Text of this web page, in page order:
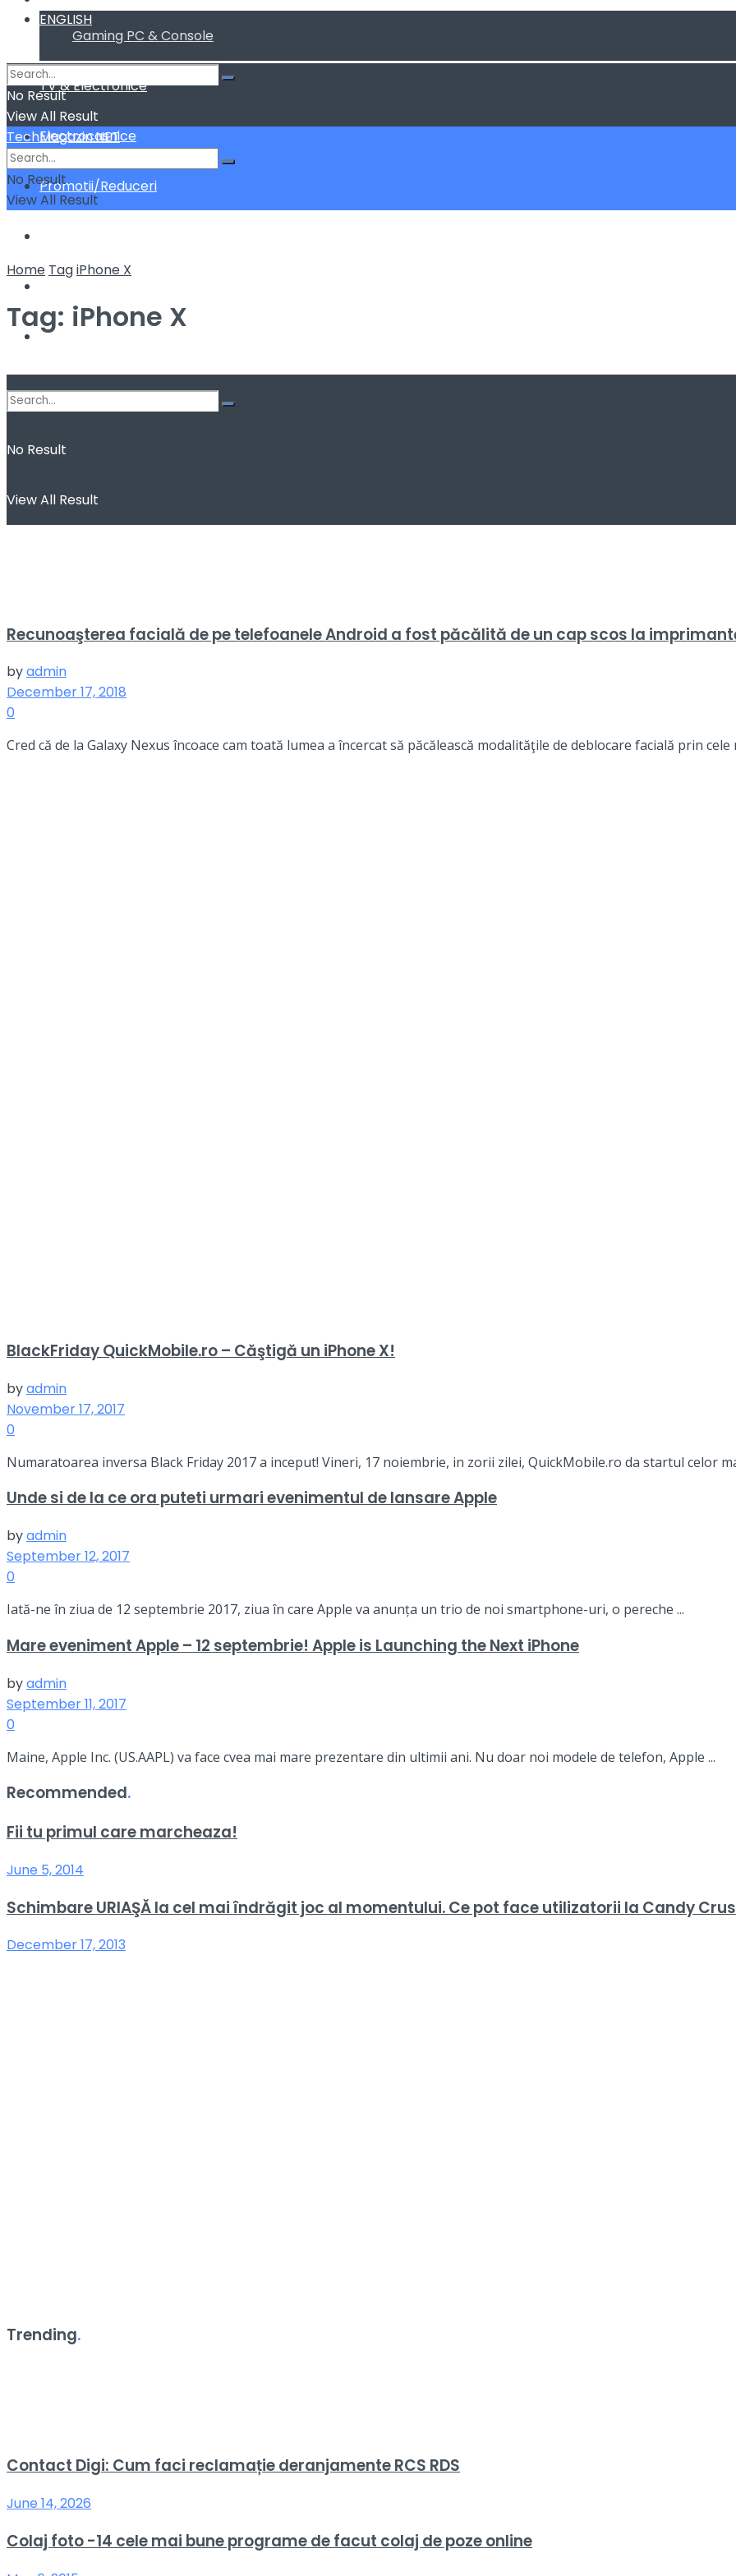
Gaming PC & Console
TV & Electronice
Electrocasnice
Promotii/Reduceri
ENGLISH
No Result
View All Result
ENGLISH
No Result
View All Result
TechMagazin.NET
No Result
View All Result
Home TagiPhone X
Tag: iPhone X
Recunoaşterea facială de pe telefoanele Android a fost păcălită de un cap scos la
byadmin
December 17, 2018
0
Cred că de la Galaxy Nexus încoace cam toată lumea a încercat să păcălească modalităţile de deblocare facială prin cele
BlackFriday QuickMobile.ro – Căştigă un iPhone X!
byadmin
November 17, 2017
0
Numaratoarea inversa Black Friday 2017 a inceput! Vineri, 17 noiembrie, in zorii zilei, QuickMobile.ro da startul celor
Unde si de la ce ora puteti urmari evenimentul de lansare Apple
byadmin
September 12, 2017
0
Iată-ne în ziua de 12 septembrie 2017, ziua în care Apple va anunța un trio de noi smartphone-uri, o pereche ...
Mare eveniment Apple – 12 septembrie! Apple is Launching the Next iPhone
byadmin
September 11, 2017
0
Maine, Apple Inc. (US.AAPL) va face cvea mai mare prezentare din ultimii ani. Nu doar noi modele de telefon, Apple ...
Recommended.
Fii tu primul care marcheaza!
June 5, 2014
Schimbare URIAŞĂ la cel mai îndrăgit joc al momentului. Ce pot face utilizatorii la Candy
December 17, 2013
Trending.
Contact Digi: Cum faci reclamație deranjamente RCS RDS
June 14, 2026
Colaj foto -14 cele mai bune programe de facut colaj de poze online